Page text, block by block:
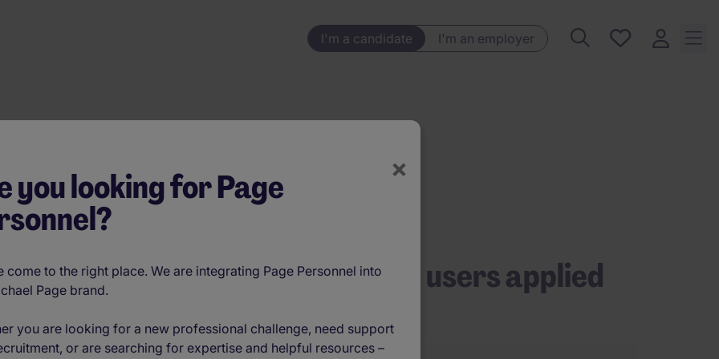
I'm a candidate I'm an employer
Saved
×
you looking for Page
come to the right place. We are integrating Page Personnel into
Page brand.
you are looking for a new professional challenge, need support
or are searching for expertise and helpful resources –
NL/FR - Ieper
op klanten en resultaten.
oog voor groei en ontwikkeling.
Other users applied